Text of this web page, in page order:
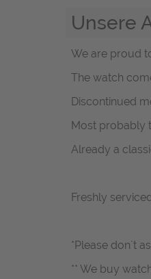
Unsere
We are proud
The watch
Discontinued
Most probably
Already a
Freshly
*Please don`t
** We buy